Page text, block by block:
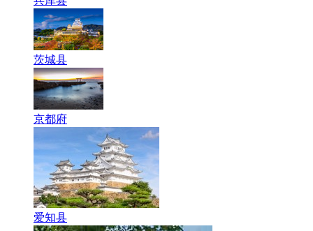
茨城县
京都府
爱知县